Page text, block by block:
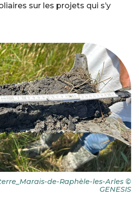
sur les projets qui s’y
de-Raphèle-les-Arles ©
GENESIS